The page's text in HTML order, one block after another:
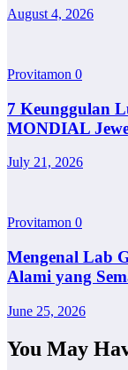
August 4, 2026
Provitamon 0
7 Keunggulan
MONDIAL
July 21, 2026
Provitamon 0
Mengenal Lab
Alami yang
June 25, 2026
You May